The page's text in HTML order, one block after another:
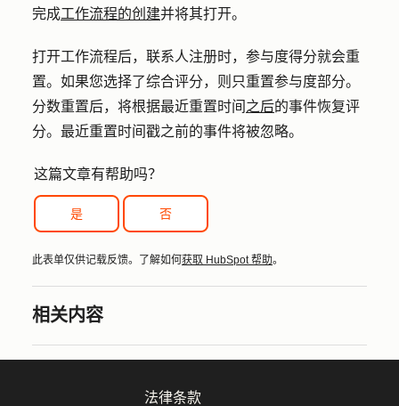
完成工作流程的创建并将其打开。
打开工作流程后，联系人注册时，参与度得分就会重
置。如果您选择了综合评分，则只重置参与度部分。
分数重置后，将根据最近重置时间 之后的事件恢复评
分。最近重置时间戳之前的事件将被忽略。
这篇文章有帮助吗？
是 否
此表单仅供记载反馈。了解如何 获取 HubSpot 帮助。
相关内容
法律条款